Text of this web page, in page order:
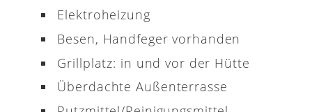
Elektroheizung
Besen, Handfeger vorhanden
Grillplatz: in und vor der Hütte
Überdachte Außenterrasse